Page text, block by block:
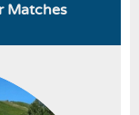
Matches